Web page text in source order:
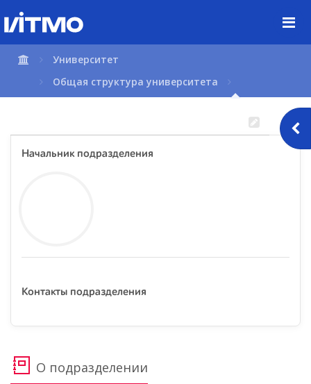
содержимому
страницы.
Университет
Общая структура университета
Начальник подразделения
Контакты подразделения
О подразделении